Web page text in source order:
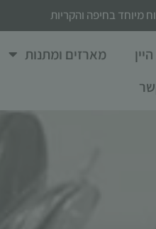
מיוחד בחיפה והקריות
מארזים ומתנות